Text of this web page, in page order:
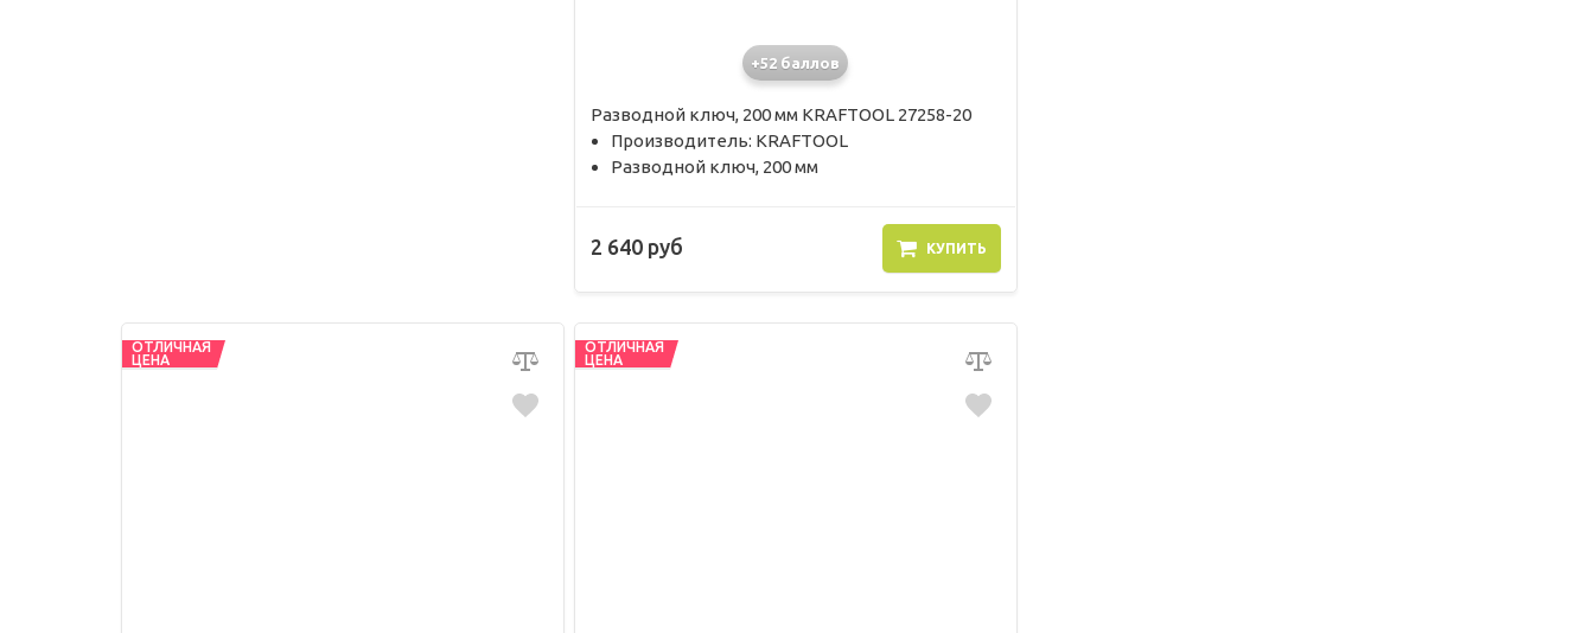
+52 баллов
Разводной ключ, 200 мм KRAFTOOL 27258-20
Производитель: KRAFTOOL
Разводной ключ, 200 мм
2 640 руб КУПИТЬ
ОТЛИЧНАЯ
ЦЕНА
ОТЛИЧНАЯ
ЦЕНА